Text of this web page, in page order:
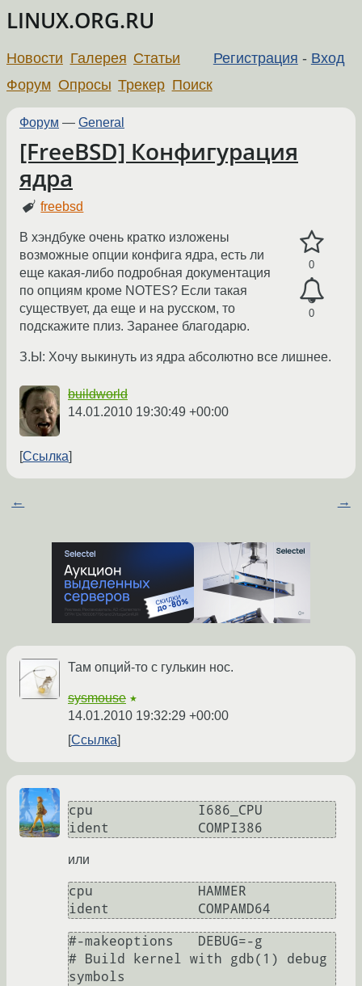
LINUX.ORG.RU
Регистрация - Вход
Новости Галерея Статьи
Форум Опросы Трекер Поиск
Форум — General
[FreeBSD] Конфигурация
ядра
freebsd
0
0
В хэндбуке очень кратко изложены
возможные опции конфига ядра, есть ли
еще какая-либо подробная документация
по опциям кроме NOTES? Если такая
существует, да еще и на русском, то
подскажите плиз. Заранее благодарю.
З.Ы: Хочу выкинуть из ядра абсолютно все лишнее.
buildworld
14.01.2010 19:30:49 +00:00
Ссылка
← →
Там опций-то с гулькин нос.
sysmouse ★
14.01.2010 19:32:29 +00:00
Ссылка
cpu		I686_CPU
ident		COMPI386
или
cpu		HAMMER
ident		COMPAMD64
#-makeoptions	DEBUG=-g
# Build kernel with gdb(1) debug
symbols